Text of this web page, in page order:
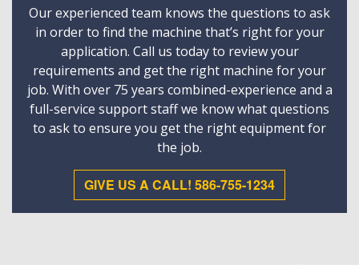
Our experienced team knows the questions to ask
in order to find the machine that’s right for your
application. Call us today to review your
requirements and get the right machine for your
job. With over 75 years combined-experience and a
full-service support staff we know what questions
to ask to ensure you get the right equipment for
the job.
GIVE US A CALL! 586-755-1234